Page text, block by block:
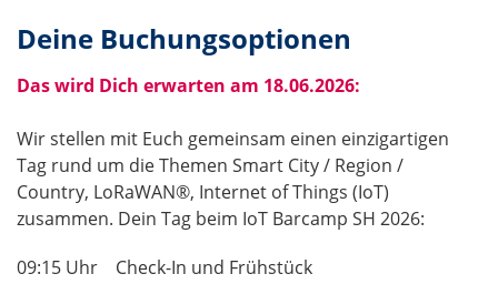
t
f
e
d
Deine Buchungsoptionen
Das wird Dich erwarten am 18.06.2026:
Wir stellen mit Euch gemeinsam einen einzigartigen
Tag rund um die Themen Smart City / Region /
Country, LoRaWAN®, Internet of Things (IoT)
zusammen. Dein Tag beim IoT Barcamp SH 2026:
09:15 Uhr Check-In und Frühstück